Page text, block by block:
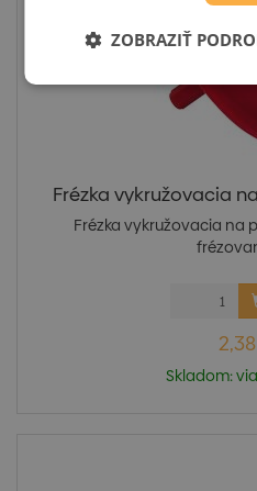
Frézka vykružovacia
Frézka vykružovacia na
Skladom:
ZOBRAZIŤ